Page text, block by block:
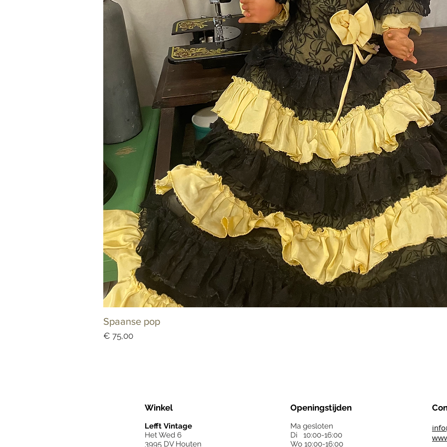
Spaanse pop
Prijs
€ 75,00
Winkel
Lefft Vintage
Het Wed 6
3995 DV Houten
Openingstijden
Ma gesloten
Di 10:00-16:00
Wo 10:00-16:00